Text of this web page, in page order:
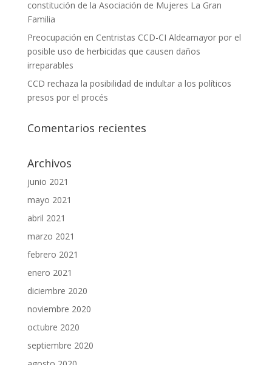
constitución de la Asociación de Mujeres La Gran
Familia
Preocupación en Centristas CCD-CI Aldeamayor por el
posible uso de herbicidas que causen daños
irreparables
CCD rechaza la posibilidad de indultar a los políticos
presos por el procés
Comentarios recientes
Archivos
junio 2021
mayo 2021
abril 2021
marzo 2021
febrero 2021
enero 2021
diciembre 2020
noviembre 2020
octubre 2020
septiembre 2020